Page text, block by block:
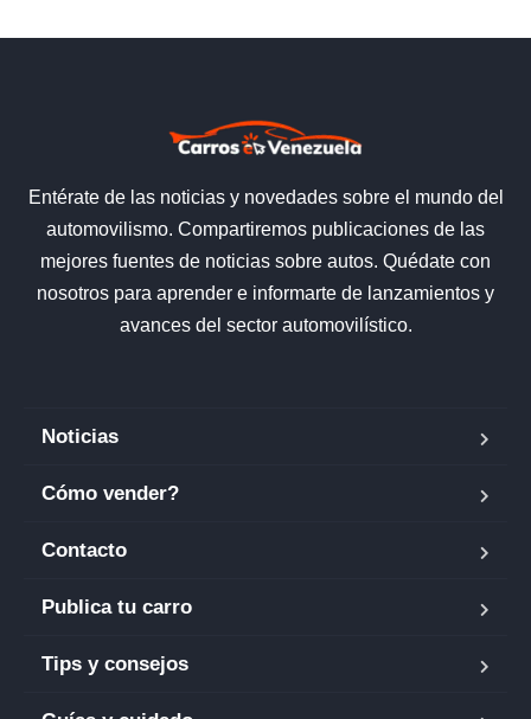
Entérate de las noticias y novedades sobre el mundo del
automovilismo. Compartiremos publicaciones de las
mejores fuentes de noticias sobre autos. Quédate con
nosotros para aprender e informarte de lanzamientos y
avances del sector automovilístico.
Noticias
Cómo vender?
Contacto
Publica tu carro
Tips y consejos